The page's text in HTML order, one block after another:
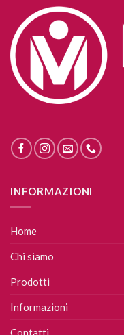
INFORMAZIONI
Home
Chi siamo
Prodotti
Informazioni
Contatti